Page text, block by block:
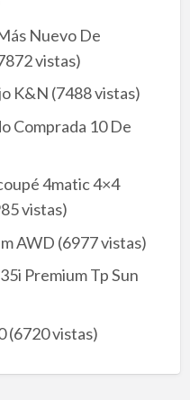
Nuevo De
vistas)
K&N (7488 vistas)
Comprada 10 De
4matic 4×4
vistas)
AWD (6977 vistas)
Premium Tp Sun
(6720 vistas)